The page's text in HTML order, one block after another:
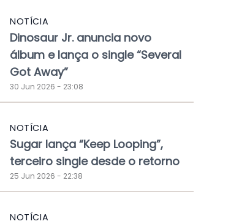
NOTÍCIA
Dinosaur Jr. anuncia novo
álbum e lança o single “Several
Got Away”
30 Jun 2026 - 23:08
NOTÍCIA
Sugar lança “Keep Looping”,
terceiro single desde o retorno
25 Jun 2026 - 22:38
NOTÍCIA